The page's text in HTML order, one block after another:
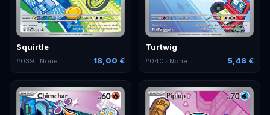
Squirtle
#039 · None 18,00 €
Turtwig
#040 · None 5,48 €